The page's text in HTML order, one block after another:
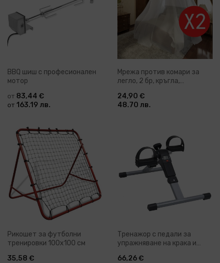
BBQ шиш с професионален
мотор
от 83,44 €
от 163.19 лв.
Мрежа против комари за
легло, 2 бр, кръгла,
24,90 €
48.70 лв.
Рикошет за футболни
тренировки 100х100 см
35,58 €
Тренажор с педали за
упражняване на крака и
66,26 €